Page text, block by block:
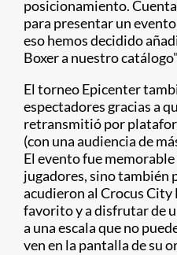
posicionamiento.
para presentar un
eso hemos decidido
Boxer a nuestro
El torneo Epicenter
espectadores gracias a
retransmitió por
(con una audiencia de
El evento fue
jugadores, sino también
acudieron al Crocus City
favorito y a disfrutar de
a una escala que no
ven en la pantalla de su